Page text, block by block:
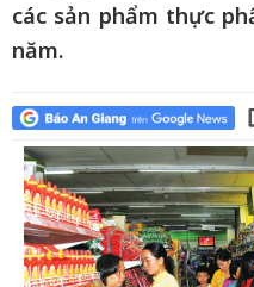
các sản phẩm thực
năm.